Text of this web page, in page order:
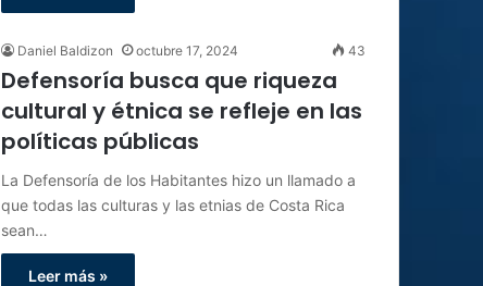
Daniel Baldizon octubre 17, 2024 43
Defensoría busca que riqueza
cultural y étnica se refleje en las
políticas públicas
La Defensoría de los Habitantes hizo un llamado a
que todas las culturas y las etnias de Costa Rica
sean…
Leer más »